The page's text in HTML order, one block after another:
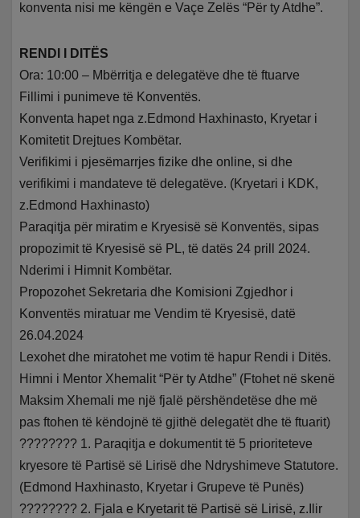
konventa nisi me këngën e Vaçe Zelës “Për ty Atdhe”.
RENDI I DITËS
Ora: 10:00 – Mbërritja e delegatëve dhe të ftuarve
Fillimi i punimeve të Konventës.
Konventa hapet nga z.Edmond Haxhinasto, Kryetar i
Komitetit Drejtues Kombëtar.
Verifikimi i pjesëmarrjes fizike dhe online, si dhe
verifikimi i mandateve të delegatëve. (Kryetari i KDK,
z.Edmond Haxhinasto)
Paraqitja për miratim e Kryesisë së Konventës, sipas
propozimit të Kryesisë së PL, të datës 24 prill 2024.
Nderimi i Himnit Kombëtar.
Propozohet Sekretaria dhe Komisioni Zgjedhor i
Konventës miratuar me Vendim të Kryesisë, datë
26.04.2024
Lexohet dhe miratohet me votim të hapur Rendi i Ditës.
Himni i Mentor Xhemalit “Për ty Atdhe” (Ftohet në skenë
Maksim Xhemali me një fjalë përshëndetëse dhe më
pas ftohen të këndojnë të gjithë delegatët dhe të ftuarit)
???????? 1. Paraqitja e dokumentit të 5 prioriteteve
kryesore të Partisë së Lirisë dhe Ndryshimeve Statutore.
(Edmond Haxhinasto, Kryetar i Grupeve të Punës)
???????? 2. Fjala e Kryetarit të Partisë së Lirisë, z.Ilir